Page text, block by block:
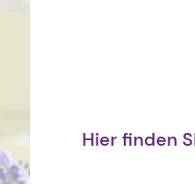
Hier finden